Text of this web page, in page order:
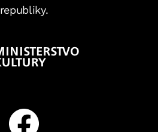
republiky.
Facebook